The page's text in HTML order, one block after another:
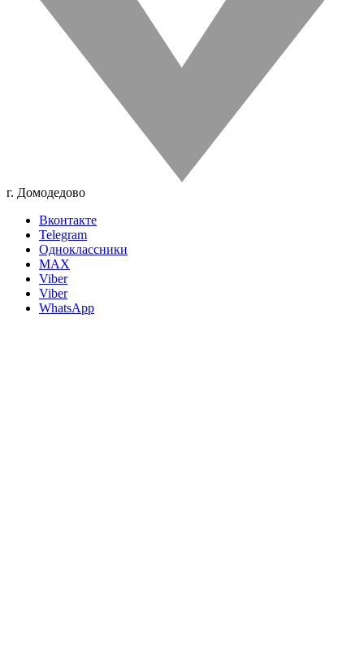
г. Домодедово
Вконтакте
Telegram
Одноклассники
MAX
Viber
Viber
WhatsApp